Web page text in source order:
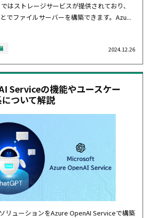
はストレージサービスが提供されており、
でファイルサーバーを構築できます。Azu...
2024.12.26
Serviceの機能やユースケー
ついて解説
リューションをAzure OpenAI Serviceで構築